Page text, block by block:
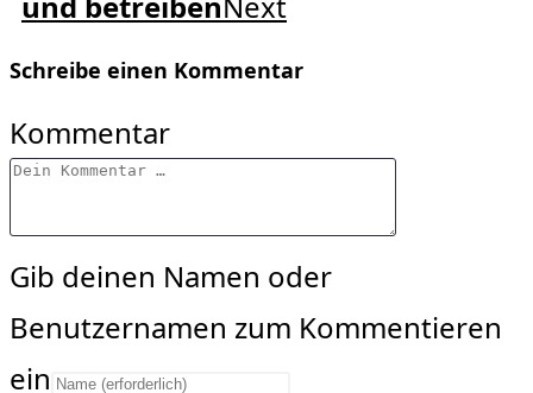
Schreibe einen Kommentar
Kommentar
Gib deinen Namen oder
Benutzernamen zum Kommentieren
ein